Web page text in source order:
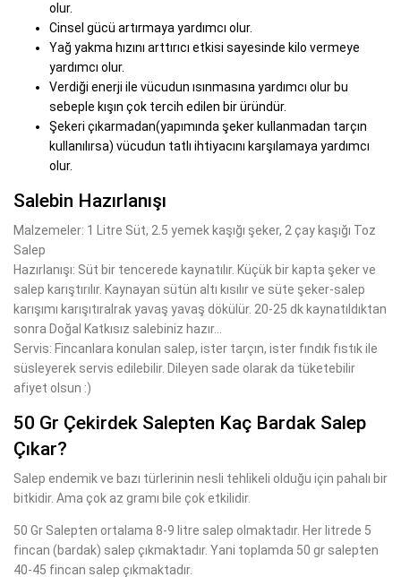
olur.
Cinsel gücü artırmaya yardımcı olur.
Yağ yakma hızını arttırıcı etkisi sayesinde kilo vermeye
yardımcı olur.
Verdiği enerji ile vücudun ısınmasına yardımcı olur bu
sebeple kışın çok tercih edilen bir üründür.
Şekeri çıkarmadan(yapımında şeker kullanmadan tarçın
kullanılırsa) vücudun tatlı ihtiyacını karşılamaya yardımcı
olur.
Salebin Hazırlanışı
Malzemeler: 1 Litre Süt, 2.5 yemek kaşığı şeker, 2 çay kaşığı Toz
Salep
Hazırlanışı: Süt bir tencerede kaynatılır. Küçük bir kapta şeker ve
salep karıştırılır. Kaynayan sütün altı kısılır ve süte şeker-salep
karışımı karışıtıralrak yavaş yavaş dökülür. 20-25 dk kaynatıldıktan
sonra Doğal Katkısız salebiniz hazır...
Servis: Fincanlara konulan salep, ister tarçın, ister fındık fıstık ile
süsleyerek servis edilebilir. Dileyen sade olarak da tüketebilir
afiyet olsun :)
50 Gr Çekirdek Salepten Kaç Bardak Salep
Çıkar?
Salep endemik ve bazı türlerinin nesli tehlikeli olduğu için pahalı bir
bitkidir. Ama çok az gramı bile çok etkilidir.
50 Gr Salepten ortalama 8-9 litre salep olmaktadır. Her litrede 5
fincan (bardak) salep çıkmaktadır. Yani toplamda 50 gr salepten
40-45 fincan salep çıkmaktadır.